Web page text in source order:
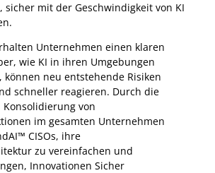
sicher mit der Geschwindigkeit von KI
Unternehmen einen klaren
wie KI in ihren Umgebungen
können neu entstehende Risiken
schneller reagieren. Durch die
von
im gesamten Unternehmen
CISOs, ihre
zu vereinfachen und
Innovationen Sicher